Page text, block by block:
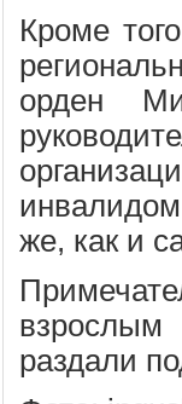
Кроме
орден
же, как и
взрослым
раздали